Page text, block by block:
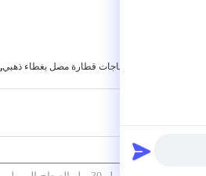
زجاجات قطارة مصل بغطاء ذهبي,